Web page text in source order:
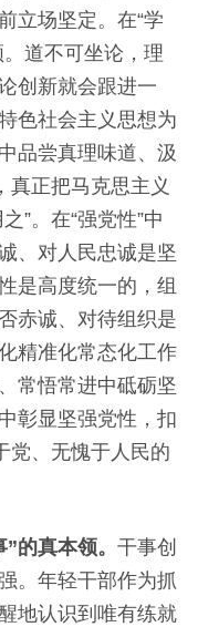
立场坚定。在“学
道不可坐论，理
创新就会跟进一
色社会主义思想为
品尝真理味道、汲
真正把马克思主义
”。在“强党性”中
、对人民忠诚是坚
是高度统一的，组
赤诚、对待组织是
精准化常态化工作
常悟常进中砥砺坚
彰显坚强党性，扣
党、无愧于人民的
的真本领。 干事创
。年轻干部作为抓
地认识到唯有练就